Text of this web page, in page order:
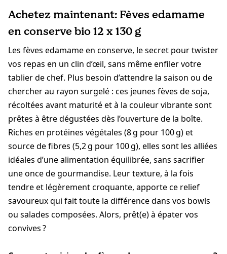
Achetez maintenant: Fèves edamame
en conserve bio 12 x 130 g
Les fèves edamame en conserve, le secret pour twister
vos repas en un clin d’œil, sans même enfiler votre
tablier de chef. Plus besoin d’attendre la saison ou de
chercher au rayon surgelé : ces jeunes fèves de soja,
récoltées avant maturité et à la couleur vibrante sont
prêtes à être dégustées dès l’ouverture de la boîte.
Riches en protéines végétales (8 g pour 100 g) et
source de fibres (5,2 g pour 100 g), elles sont les alliées
idéales d’une alimentation équilibrée, sans sacrifier
une once de gourmandise. Leur texture, à la fois
tendre et légèrement croquante, apporte ce relief
savoureux qui fait toute la différence dans vos bowls
ou salades composées. Alors, prêt(e) à épater vos
convives ?